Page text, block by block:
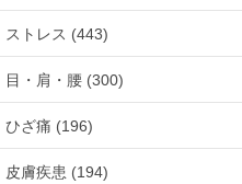
ストレス (443)
目・肩・腰 (300)
ひざ痛 (196)
皮膚疾患 (194)